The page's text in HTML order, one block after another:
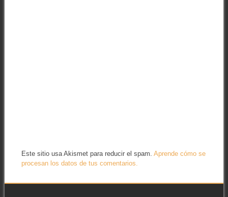
Este sitio usa Akismet para reducir el spam. Aprende cómo se
procesan los datos de tus comentarios.